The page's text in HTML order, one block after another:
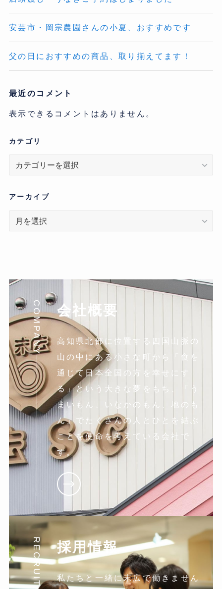
安芸市・岡宗農園さんの小夏、おすすめです
父の日におすすめの商品、取り揃えてます！
最近のコメント
表示できるコメントはありません。
カテゴリ
リ
アーカイブ
ア
COMPANY 会社概要
高知県北部に位置する四国山脈の
山の中にある小さな町から「食を
通じて日本全国の方を幸せにす
る」という大きな夢をもち、「う
まいもん、いなかのもん、地のも
ん」でたくさんの人とひとを結ぶ
ことを使命を考えている会社で
す。
RECRUIT 採用情報
私たちと一緒に末広で働きません